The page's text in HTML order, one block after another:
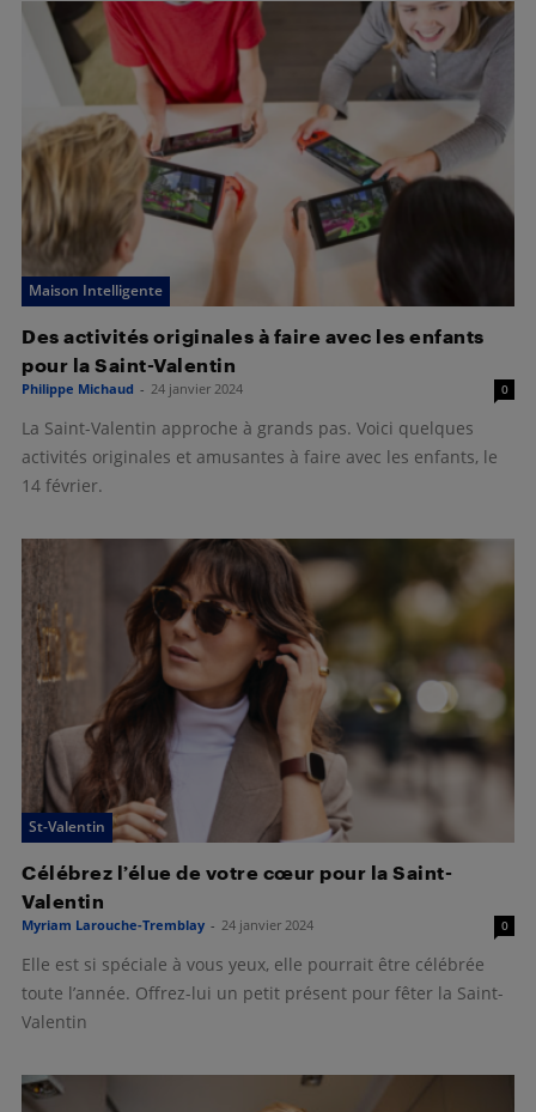
Maison Intelligente
Des activités originales à faire avec les enfants
pour la Saint-Valentin
Philippe Michaud - 24 janvier 2024 0
La Saint-Valentin approche à grands pas. Voici quelques
activités originales et amusantes à faire avec les enfants, le
14 février.
St-Valentin
Célébrez l’élue de votre cœur pour la Saint-
Valentin
Myriam Larouche-Tremblay - 24 janvier 2024 0
Elle est si spéciale à vous yeux, elle pourrait être célébrée
toute l’année. Offrez-lui un petit présent pour fêter la Saint-
Valentin